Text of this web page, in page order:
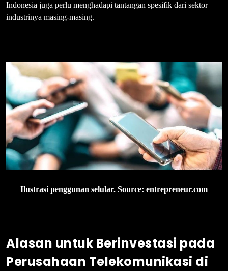
Indonesia juga perlu menghadapi tantangan spesifik dari sektor
industrinya masing-masing.
Ilustrasi penggunan selular. Source: entrepreneur.com
Alasan untuk Berinvestasi pada
Perusahaan Telekomunikasi di